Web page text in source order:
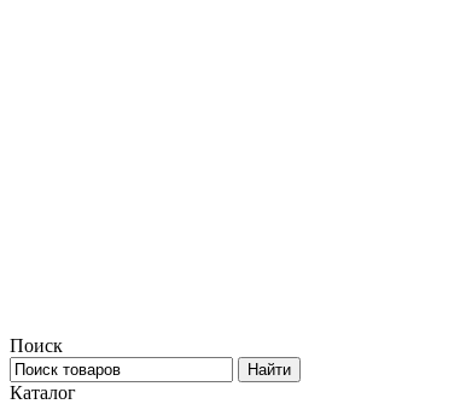
Поиск
Каталог